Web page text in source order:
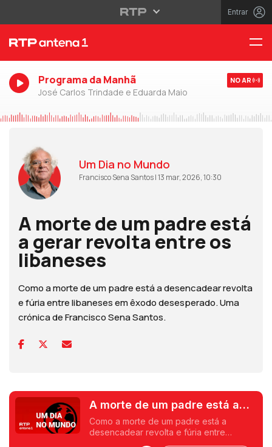
Entrar
Programa da Manhã
José Carlos Trindade e Eduarda Maio
NO AR
Um Dia no Mundo
Francisco Sena Santos | 13 mar, 2026, 10:30
A morte de um padre está
a gerar revolta entre os
libaneses
Como a morte de um padre está a desencadear revolta
e fúria entre libaneses em êxodo desesperado. Uma
crónica de Francisco Sena Santos.
A morte de um padre está a
gerar revolta entre os
libaneses
Como a morte de um padre está a
desencadear revolta e fúria entre